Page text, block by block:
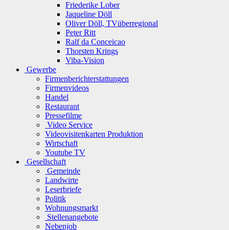
Friederike Lober
Jaqueline Döll
Oliver Döll, TVüberregional
Peter Ritt
Ralf da Conceicao
Thorsten Krings
Viba-Vision
Gewerbe
Firmenberichterstattungen
Firmenvideos
Handel
Restaurant
Pressefilme
Video Service
Videovisitenkarten Produktion
Wirtschaft
Youtube TV
Gesellschaft
Gemeinde
Landwirte
Leserbriefe
Politik
Wohnungsmarkt
Stellenangebote
Nebenjob